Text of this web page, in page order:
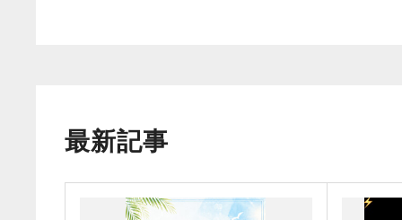
最新記事